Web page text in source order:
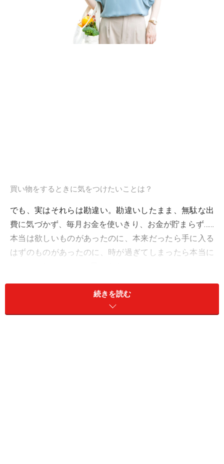
買い物をするときに気をつけたいことは？
でも、実はそれらは勘違い。勘違いしたまま、無駄な出
費に気づかず、毎月お金を使いきり、お金が貯まらず……
本当は欲しいものがあったのに、本来だったら手に入る
はずのものがあったのに、時が過ぎてしまったら本当に
これまでガイドは、1万件以上のお金のデータを分析
し、500人以上のお金が貯まる人・貯まらない人にお話
続きを読む